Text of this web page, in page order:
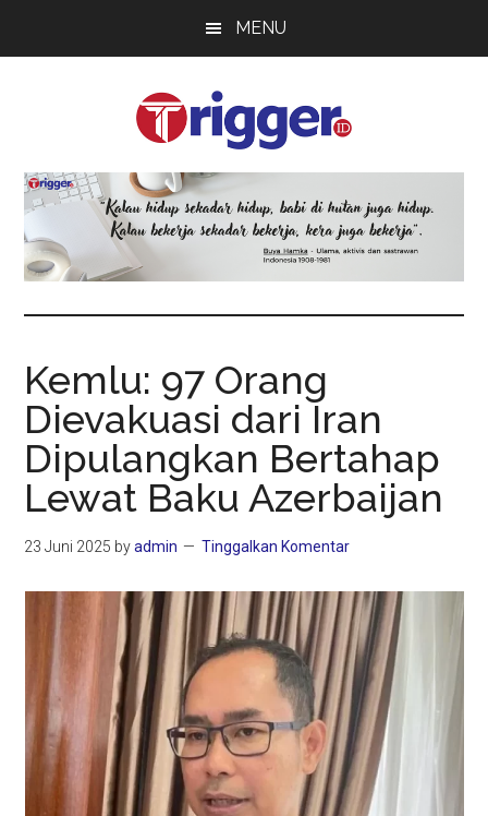
MENU
Trigger
Terkini
Kemlu: 97 Orang
Dievakuasi dari Iran
Dipulangkan Bertahap
Lewat Baku Azerbaijan
23 Juni 2025 byadmin Tinggalkan Komentar